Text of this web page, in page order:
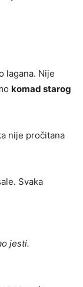
lagana. Nije
komad starog
nije pročitana
Svaka
jesti.